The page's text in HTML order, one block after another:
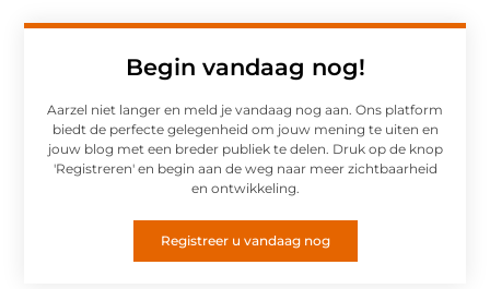
Begin vandaag nog!
Aarzel niet langer en meld je vandaag nog aan. Ons platform
biedt de perfecte gelegenheid om jouw mening te uiten en
jouw blog met een breder publiek te delen. Druk op de knop
'Registreren' en begin aan de weg naar meer zichtbaarheid
en ontwikkeling.
Registreer u vandaag nog